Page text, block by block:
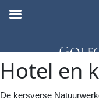
Hotel en
De kersverse